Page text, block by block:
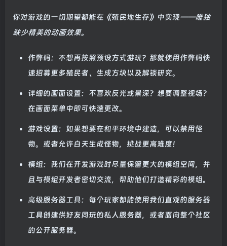
你对游戏的一切期望都能在《殖民地生存》中实现——唯独
缺少精美的动画效果。
作弊码：不想再按照预设方式游玩？那就使用作弊码快
速招募更多殖民者、生成方块以及解锁研究。
详细的画面设置：不喜欢反光或景深？想要调整视场？
在画面菜单中即可快速更改。
游戏设置：如果想要在和平环境中建造，可以禁用怪
物。或者允许白天生成怪物，挑战更高难度！
模组：我们在开发游戏时尽量保留更大的模组空间，并
且与模组开发者密切交流，帮助他们打造精彩的模组。
高级服务器工具：每个玩家都能使用我们直观的服务器
工具创建供好友同玩的私人服务器，或者面向整个社区
的公开服务器。